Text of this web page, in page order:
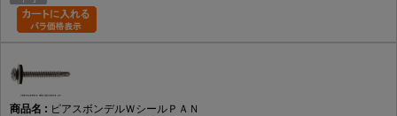
ピアスボンデルＷシールＰＡＮ